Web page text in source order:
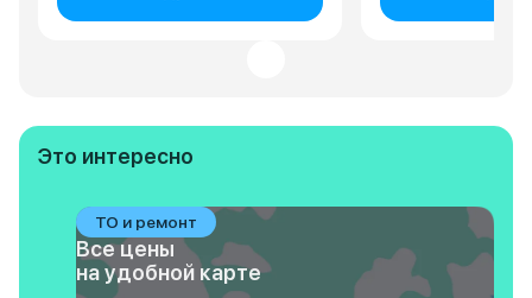
Это интересно
ТО и ремонт
Все цены
на удобной карте